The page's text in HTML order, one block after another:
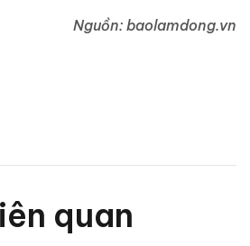
Nguồn: baolamdong.vn
quan